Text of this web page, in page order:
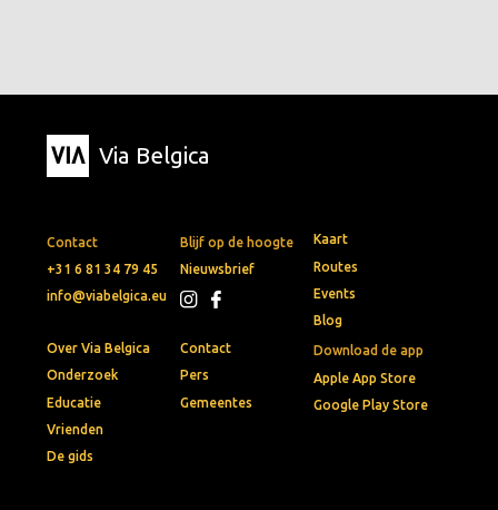
Via Belgica
Contact
+31 6 81 34 79 45
info@viabelgica.eu
Blijf op de hoogte
Nieuwsbrief
Download de app
Apple App Store
Google Play Store
Kaart
Routes
Events
Blog
Over Via Belgica
Onderzoek
Educatie
Vrienden
De gids
Contact
Pers
Gemeentes